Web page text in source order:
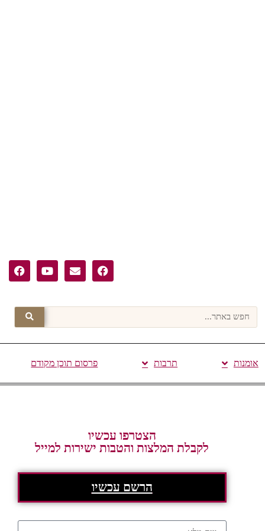
אומנות תרבות פרסום תוכן מקודם
הצטרפו עכשיו
לקבלת המלצות והטבות ישירות למייל
הרשם עכשיו